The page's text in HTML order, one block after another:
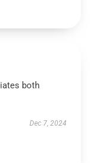
both
Dec 7, 2024